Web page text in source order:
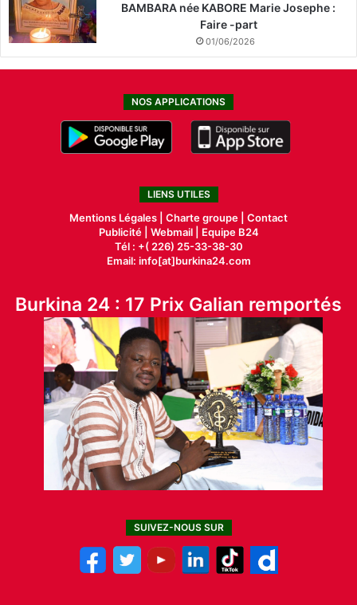
BAMBARA née KABORE Marie Josephe :
Faire -part
01/06/2026
NOS APPLICATIONS
LIENS UTILES
Mentions Légales | Charte groupe | Contact
Publicité| Webmail |
Equipe B24
Tél : +( 226) 25-33-38-30
Email: info[at]burkina24.com
Burkina 24 : 17 Prix Galian remportés
SUIVEZ-NOUS SUR